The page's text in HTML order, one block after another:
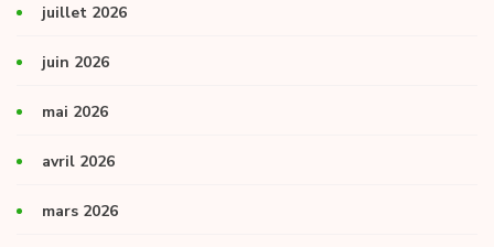
juillet 2026
juin 2026
mai 2026
avril 2026
mars 2026